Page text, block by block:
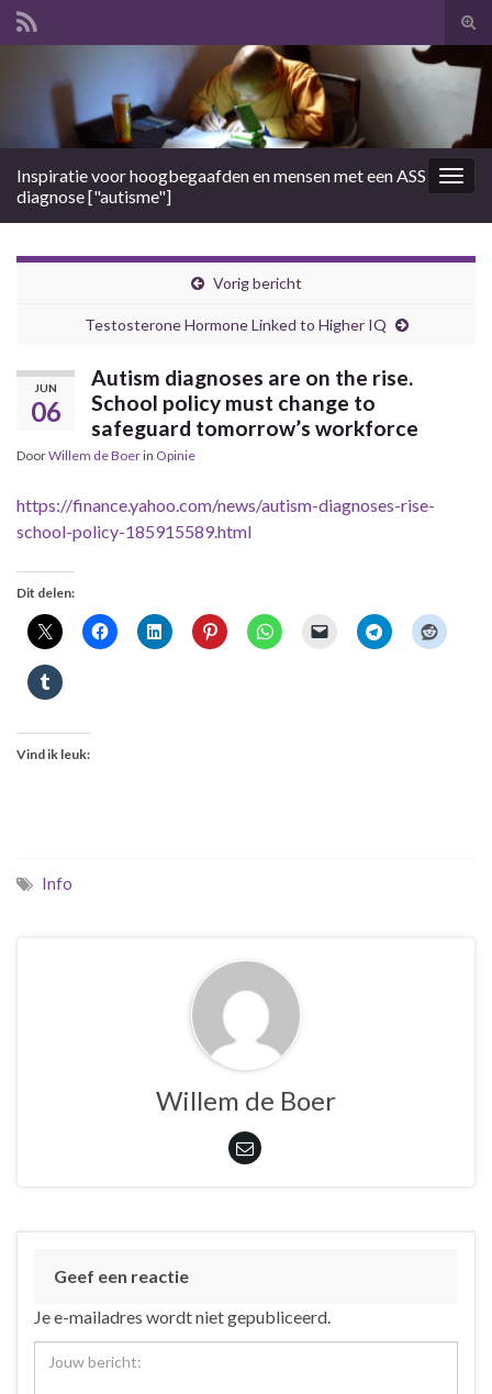
Search for:
Inspiratie voor hoogbegaafden en mensen met een ASS
diagnose ["autisme"]
Vorig bericht
Testosterone Hormone Linked to Higher IQ
JUN
06
Autism diagnoses are on the rise.
School policy must change to
safeguard tomorrow’s workforce
DoorWillem de Boerin Opinie
https://finance.yahoo.com/news/autism-diagnoses-rise-
school-policy-185915589.html
Dit delen:
Vind ik leuk:
Info
Willem de Boer
Geef een reactie
Je e-mailadres wordt niet gepubliceerd.